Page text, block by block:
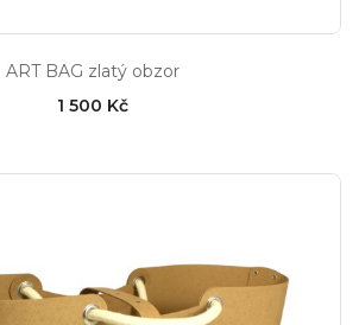
ART BAG zlatý obzor
1 500 Kč